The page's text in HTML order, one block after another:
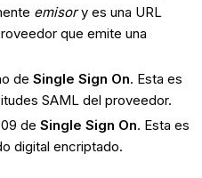
emisory es una URL
que emite una
de Single Sign On. Esta es
SAML del proveedor.
de Single Sign On. Esta es
digital encriptado.